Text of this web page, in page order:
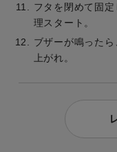
フタを閉めて固
理スタート。
ブザーが鳴った
上がれ。